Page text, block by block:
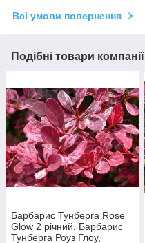
Всі умови повернення
Подібні товари компанії
Барбарис Тунберга Rose
Glow 2 річний, Барбарис
Тунберга Роуз Глоу,